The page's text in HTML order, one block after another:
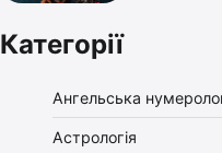
Категорії
Ангельська
Астрологія